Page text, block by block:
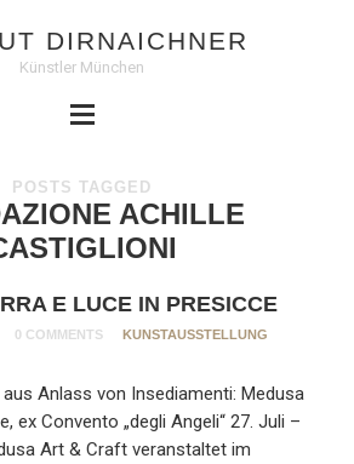
DIRNAICHNER
Künstler München
POSTS TAGGED
ACHILLE
E LUCE IN PRESICCE
0 COMMENTS KUNSTAUSSTELLUNG
Anlass von Insediamenti: Medusa
ex Convento „degli Angeli“ 27. Juli –
Art & Craft veranstaltet im